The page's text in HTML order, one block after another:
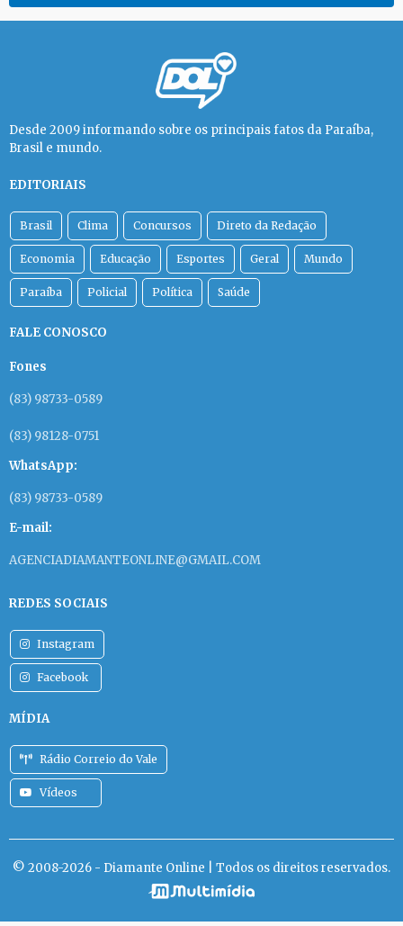
Desde 2009 informando sobre os principais fatos da Paraíba,
Brasil e mundo.
EDITORIAIS
Brasil Clima Concursos Direto da Redação
Economia Educação Esportes Geral Mundo
Paraíba Policial Política Saúde
FALE CONOSCO
Fones
(83) 98733-0589
(83) 98128-0751
WhatsApp:
(83) 98733-0589
E-mail:
AGENCIADIAMANTEONLINE@GMAIL.COM
REDES SOCIAIS
Instagram
Facebook
MÍDIA
Rádio Correio do Vale
Vídeos
© 2008-2026 - Diamante Online | Todos os direitos reservados.